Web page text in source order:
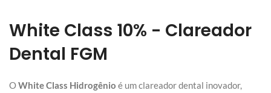
White Class 10% - Clareador
Dental FGM
OWhite Class Hidrogênio é um clareador dental inovador,